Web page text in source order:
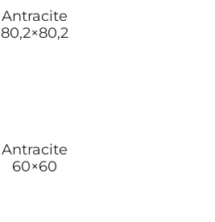
Antracite
80,2×80,2
Antracite
60×60